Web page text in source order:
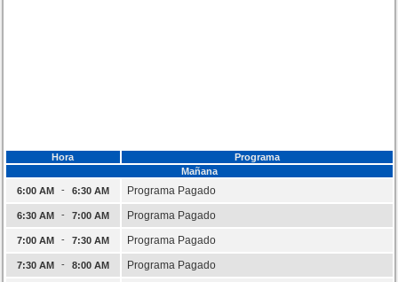
Hora
Programa
Mañana
6:00 AM
- 6:30 AM Programa Pagado
6:30 AM - 7:00 AM Programa Pagado
7:00 AM - 7:30 AM Programa Pagado
7:30 AM - 8:00 AM Programa Pagado